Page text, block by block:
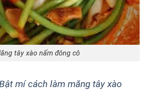
tây xào nấm đông cô
mí cách làm măng tây xào